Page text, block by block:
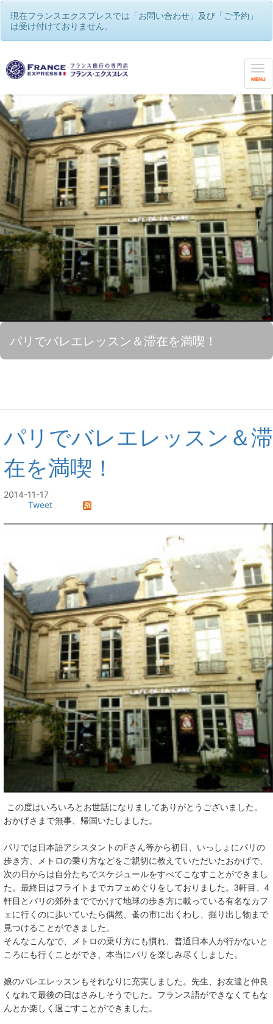
現在フランスエクスプレスでは「お問い合わせ」及び「ご予約」
は受け付けておりません。
MENU
パリでバレエレッスン＆滞在を満喫！
パリでバレエレッスン＆滞
在を満喫！
2014-11-17
Tweet
この度はいろいろとお世話になりましてありがとうございました。
おかげさまで無事、帰国いたしました。
パリでは日本語アシスタントのFさん等から初日、いっしょにパリの
歩き方、メトロの乗り方などをご親切に教えていただいたおかげで、
次の日からは自分たちでスケジュールをすべてこなすことができまし
た。最終日はフライトまでカフェめぐりをしておりました。3軒目、4
軒目とパリの郊外まででかけて地球の歩き方に載っている有名なカフ
ェに行くのに歩いていたら偶然、蚤の市に出くわし、掘り出し物まで
見つけることができました。
そんなこんなで、メトロの乗り方にも慣れ、普通日本人が行かないと
ころにも行くことができ、本当にパリを楽しみ尽くしました。
娘のバレエレッスンもそれなりに充実しました。先生、お友達と仲良
くなれて最後の日はさみしそうでした。フランス語ができなくてもな
んとか楽しく過ごすことができました。